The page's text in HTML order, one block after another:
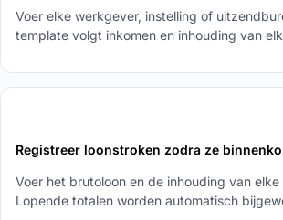
Voer elke werkgever, instelling of
template volgt inkomen en inhouding van
Registreer loonstroken zodra ze
Voer het brutoloon en de inhouding van elke
Lopende totalen worden automatisch